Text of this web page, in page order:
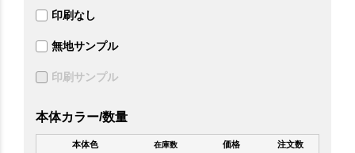
印刷なし
無地サンプル
印刷サンプル
本体カラー/数量
本体色 在庫数 価格 注文数